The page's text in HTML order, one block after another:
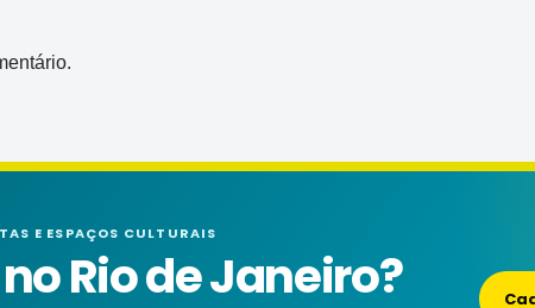
E ESPAÇOS CULTURAIS
Rio de Janeiro?